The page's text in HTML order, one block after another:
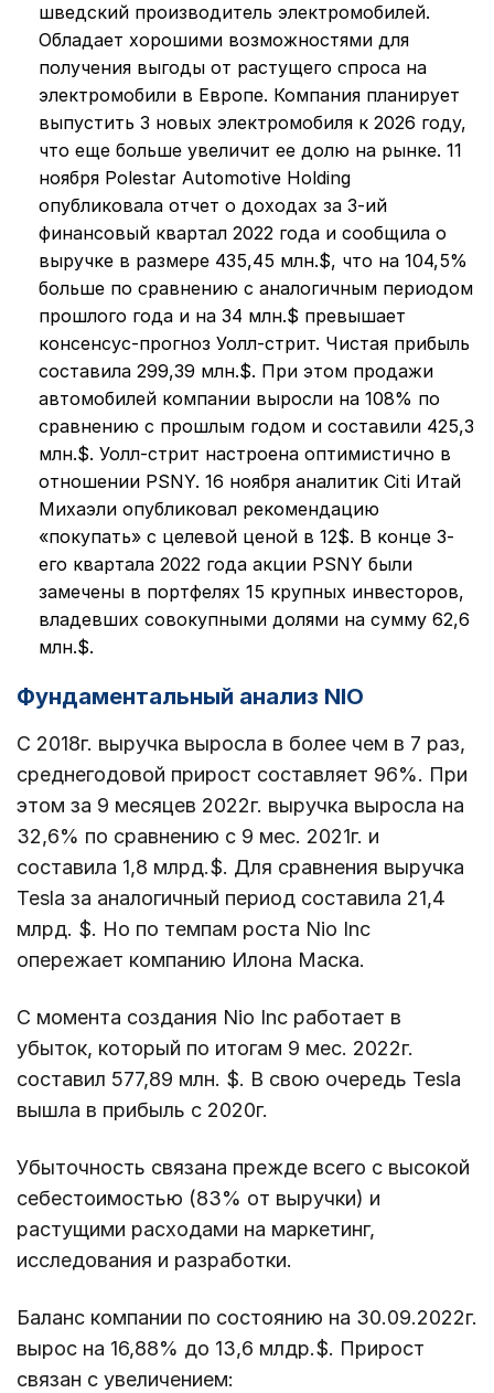
шведский производитель электромобилей.
Обладает хорошими возможностями для
получения выгоды от растущего спроса на
электромобили в Европе. Компания планирует
выпустить 3 новых электромобиля к 2026 году,
что еще больше увеличит ее долю на рынке. 11
ноября Polestar Automotive Holding
опубликовала отчет о доходах за 3-ий
финансовый квартал 2022 года и сообщила о
выручке в размере 435,45 млн.$, что на 104,5%
больше по сравнению с аналогичным периодом
прошлого года и на 34 млн.$ превышает
консенсус-прогноз Уолл-стрит. Чистая прибыль
составила 299,39 млн.$. При этом продажи
автомобилей компании выросли на 108% по
сравнению с прошлым годом и составили 425,3
млн.$. Уолл-стрит настроена оптимистично в
отношении PSNY. 16 ноября аналитик Citi Итай
Михаэли опубликовал рекомендацию
«покупать» с целевой ценой в 12$. В конце 3-
его квартала 2022 года акции PSNY были
замечены в портфелях 15 крупных инвесторов,
владевших совокупными долями на сумму 62,6
млн.$.
Фундаментальный анализ NIO
С 2018г. выручка выросла в более чем в 7 раз,
среднегодовой прирост составляет 96%. При
этом за 9 месяцев 2022г. выручка выросла на
32,6% по сравнению с 9 мес. 2021г. и
составила 1,8 млрд.$. Для сравнения выручка
Tesla за аналогичный период составила 21,4
млрд. $. Но по темпам роста Nio Inc
опережает компанию Илона Маска.
С момента создания Nio Inc работает в
убыток, который по итогам 9 мес. 2022г.
составил 577,89 млн. $. В свою очередь Tesla
вышла в прибыль с 2020г.
Убыточность связана прежде всего с высокой
себестоимостью (83% от выручки) и
растущими расходами на маркетинг,
исследования и разработки.
Баланс компании по состоянию на 30.09.2022г.
вырос на 16,88% до 13,6 млдр.$. Прирост
связан с увеличением: